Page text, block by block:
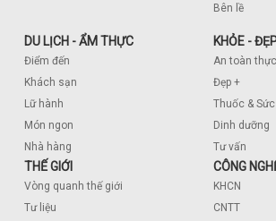
Bên lề
DU LỊCH - ẨM THỰC
Điểm đến
Khách sạn
Lữ hành
Món ngon
Nhà hàng
KHỎE -
An toàn
Đẹp +
Thuốc &
Dinh dưỡng
Tư vấn
THẾ GIỚI
Vòng quanh thế giới
Tư liệu
CÔNG
KHCN
CNTT